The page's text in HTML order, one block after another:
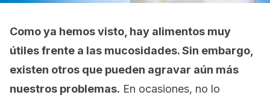
Como ya hemos visto, hay alimentos muy
útiles frente a las mucosidades. Sin embargo,
existen otros que pueden agravar aún más
nuestros problemas. En ocasiones, no lo